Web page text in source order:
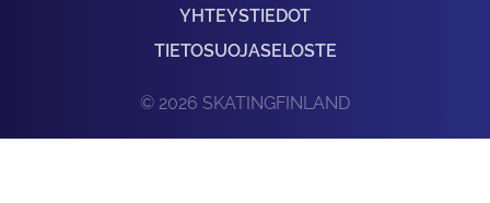
YHTEYSTIEDOT
TIETOSUOJASELOSTE
© 2026 SKATINGFINLAND